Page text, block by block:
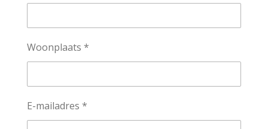
Woonplaats *
E-mailadres *